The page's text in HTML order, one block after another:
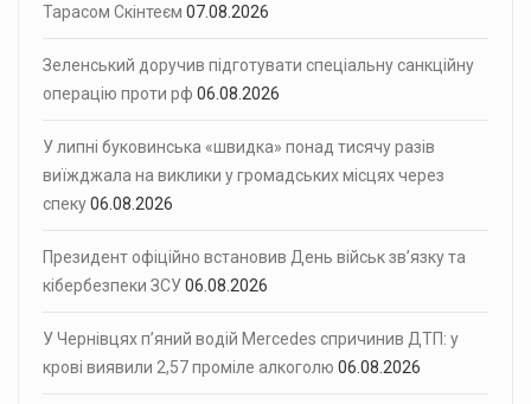
Тарасом Скінтеєм 07.08.2026
Зеленський доручив підготувати спеціальну санкційну
операцію проти рф 06.08.2026
У липні буковинська «швидка» понад тисячу разів
виїжджала на виклики у громадських місцях через
спеку06.08.2026
Президент офіційно встановив День військ зв’язку та
кібербезпеки ЗСУ06.08.2026
У Чернівцях п’яний водій Mercedes спричинив ДТП: у
крові виявили 2,57 проміле алкоголю 06.08.2026